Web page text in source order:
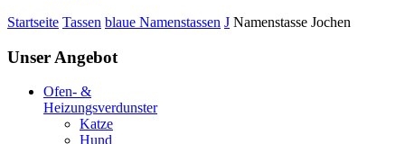
Startseite Tassen blaue Namenstassen J Namenstasse Jochen
Unser Angebot
Ofen- &
Heizungsverdunster
Katze
Hund